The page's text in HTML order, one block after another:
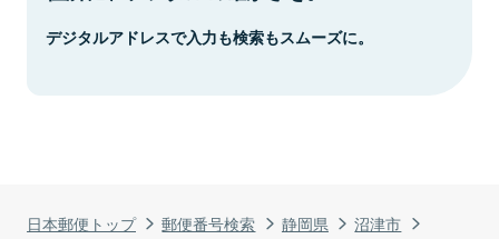
日本郵便トップ 郵便番号検索 静岡県
沼津市
デジタルアドレスで入力も検索もスムーズに。